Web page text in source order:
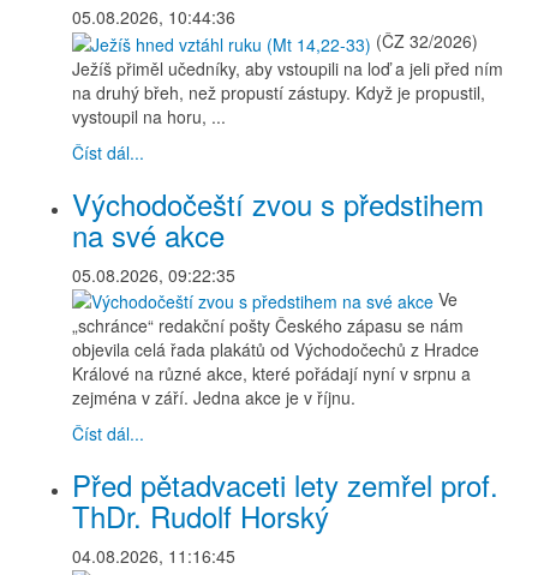
05.08.2026, 10:44:36
(ČZ 32/2026)
Ježíš přiměl učedníky, aby vstoupili na loď a jeli před ním
na druhý břeh, než propustí zástupy. Když je propustil,
vystoupil na horu, ...
Číst dál...
Východočeští zvou s předstihem
na své akce
05.08.2026, 09:22:35
Ve
„schránce“ redakční pošty Českého zápasu se nám
objevila celá řada plakátů od Východočechů z Hradce
Králové na různé akce, které pořádají nyní v srpnu a
zejména v září. Jedna akce je v říjnu.
Číst dál...
Před pětadvaceti lety zemřel prof.
ThDr. Rudolf Horský
04.08.2026, 11:16:45